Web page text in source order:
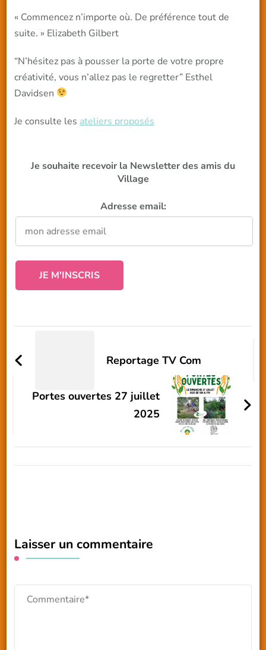
« Commencez n’importe où. De préférence tout de
suite. » Elizabeth Gilbert
“N’hésitez pas à pousser la porte de votre propre
créativité, vous n’allez pas le regretter” Esthel
Davidsen
Je consulte les ateliers proposés
Je souhaite recevoir la Newsletter des amis du
Village
Adresse email:
d'article
Reportage TV Com
Portes ouvertes 27 juillet
2025
Laisser un commentaire